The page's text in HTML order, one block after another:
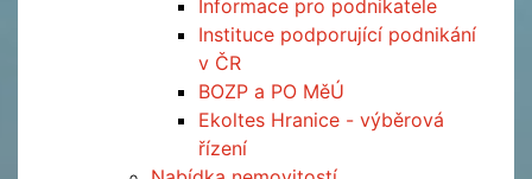
Informace pro podnikatele
Instituce podporující podnikání
v ČR
BOZP a PO MěÚ
Ekoltes Hranice - výběrová
řízení